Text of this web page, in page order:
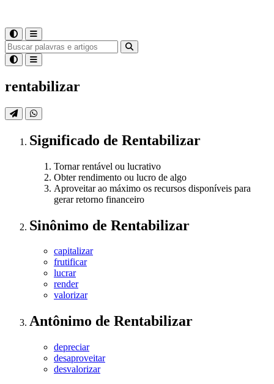
rentabilizar
Significado de Rentabilizar
Tornar rentável ou lucrativo
Obter rendimento ou lucro de algo
Aproveitar ao máximo os recursos disponíveis para
gerar retorno financeiro
Sinônimo de Rentabilizar
capitalizar
frutificar
lucrar
render
valorizar
Antônimo de Rentabilizar
depreciar
desaproveitar
desvalorizar